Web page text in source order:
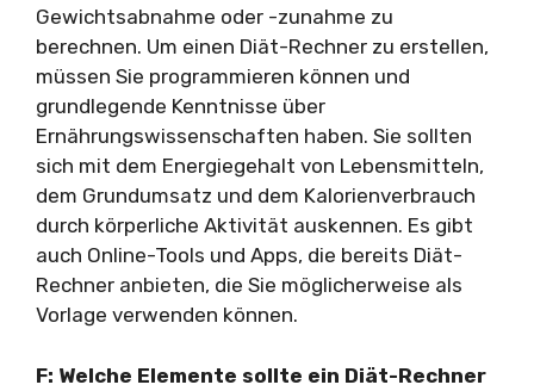
Gewichtsabnahme oder -zunahme zu
berechnen. Um einen Diät-Rechner zu erstellen,
müssen Sie programmieren können und
grundlegende Kenntnisse über
Ernährungswissenschaften haben. Sie sollten
sich mit dem Energiegehalt von Lebensmitteln,
dem Grundumsatz und dem Kalorienverbrauch
durch körperliche Aktivität auskennen. Es gibt
auch Online-Tools und Apps, die bereits Diät-
Rechner anbieten, die Sie möglicherweise als
Vorlage verwenden können.
F: Welche Elemente sollte ein Diät-Rechner